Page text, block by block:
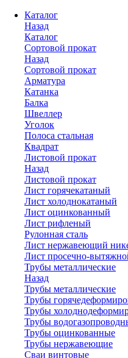
Каталог
Назад
Каталог
Сортовой прокат
Назад
Сортовой прокат
Арматура
Катанка
Балка
Швеллер
Уголок
Полоса стальная
Квадрат
Листовой прокат
Назад
Листовой прокат
Лист горячекатаный
Лист холоднокатаный
Лист оцинкованный
Лист рифленый
Рулонная сталь
Лист нержавеющий
Лист просечно-
Трубы металлические
Назад
Трубы металлические
Трубы
Трубы
Трубы
Трубы оцинкованные
Трубы нержавеющие
Сваи винтовые